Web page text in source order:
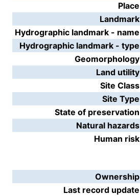
Place
Landmark
Hydrographic landmark - name
Hydrographic landmark - type
Geomorphology
Land utility
Site Class
Site Type
State of preservation
Natural hazards
Human risk
Ownership
Last record update